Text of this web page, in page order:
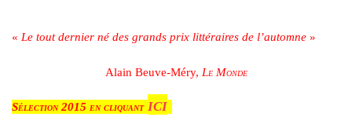
« Le tout dernier né des grands prix littéraires de l’automne »
Alain Beuve-Méry, Le Monde
Sélection 2015 en cliquant ici